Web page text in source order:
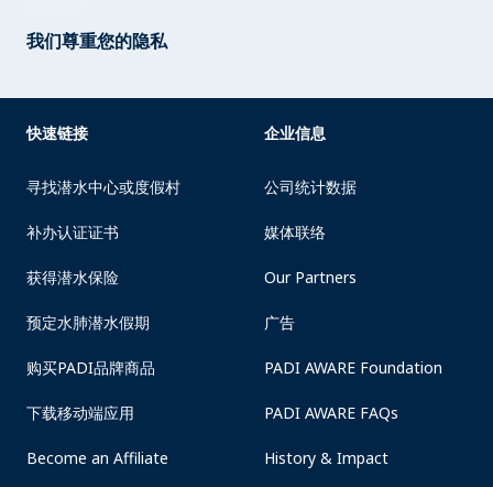
我们尊重您的隐私
快速链接
寻找潜水中心或度假村
补办认证证书
获得潜水保险
预定水肺潜水假期
购买PADI品牌商品
下载移动端应用
Become an Affiliate
企业信息
公司统计数据
媒体联络
Our Partners
广告
PADI AWARE Foundation
PADI AWARE FAQs
History & Impact